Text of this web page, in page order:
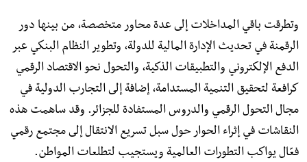
وتطرقت باقي المداخلات إلى عدة محاور متخصصة، من بينها دور
الرقمنة في تحديث الإدارة المالية للدولة، وتطوير النظام البنكي عبر
الدفع الإلكتروني والتطبيقات الذكية، والتحول نحو الاقتصاد الرقمي
كرافعة لتحقيق التنمية المستدامة، إضافة إلى التجارب الدولية في
مجال التحول الرقمي والدروس المستفادة للجزائر. وقد ساهمت هذه
النقاشات في إثراء الحوار حول سبل تسريع الانتقال إلى مجتمع رقمي
فعّال يواكب التطورات العالمية ويستجيب لتطلعات المواطن.